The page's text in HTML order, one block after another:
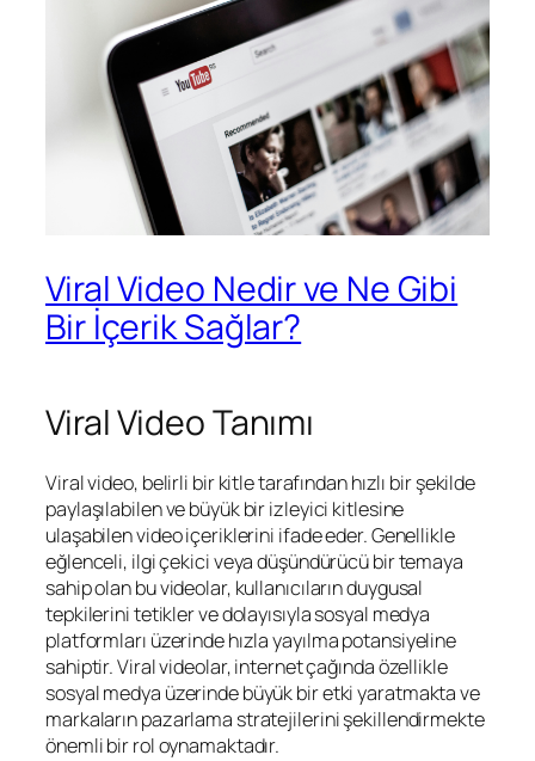
Viral Video Nedir ve Ne Gibi
Bir İçerik Sağlar?
Viral Video Tanımı
Viral video, belirli bir kitle tarafından hızlı bir şekilde
paylaşılabilen ve büyük bir izleyici kitlesine
ulaşabilen video içeriklerini ifade eder. Genellikle
eğlenceli, ilgi çekici veya düşündürücü bir temaya
sahip olan bu videolar, kullanıcıların duygusal
tepkilerini tetikler ve dolayısıyla sosyal medya
platformları üzerinde hızla yayılma potansiyeline
sahiptir. Viral videolar, internet çağında özellikle
sosyal medya üzerinde büyük bir etki yaratmakta ve
markaların pazarlama stratejilerini şekillendirmekte
önemli bir rol oynamaktadır.